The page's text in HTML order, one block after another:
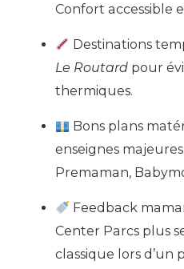
Confort accessible
Destinations
Le Routard pour
thermiques.
Bons plans
enseignes
Premaman,
Feedback
Center Parcs plus
classique lors d’un